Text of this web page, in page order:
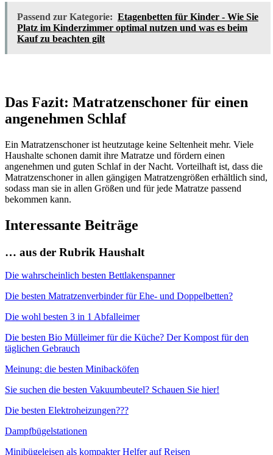
Passend zur Kategorie: Etagenbetten für Kinder - Wie Sie
Platz im Kinderzimmer optimal nutzen und was es beim
Kauf zu beachten gilt
Das Fazit: Matratzenschoner für einen
angenehmen Schlaf
Ein Matratzenschoner ist heutzutage keine Seltenheit mehr. Viele
Haushalte schonen damit ihre Matratze und fördern einen
angenehmen und guten Schlaf in der Nacht. Vorteilhaft ist, dass die
Matratzenschoner in allen gängigen Matratzengrößen erhältlich sind,
sodass man sie in allen Größen und für jede Matratze passend
bekommen kann.
Interessante Beiträge
… aus der Rubrik Haushalt
Die wahrscheinlich besten Bettlakenspanner
Die besten Matratzenverbinder für Ehe- und Doppelbetten?
Die wohl besten 3 in 1 Abfalleimer
Die besten Bio Mülleimer für die Küche? Der Kompost für den
täglichen Gebrauch
Meinung: die besten Minibacköfen
Sie suchen die besten Vakuumbeutel? Schauen Sie hier!
Die besten Elektroheizungen???
Dampfbügelstationen
Minibügeleisen als kompakter Helfer auf Reisen